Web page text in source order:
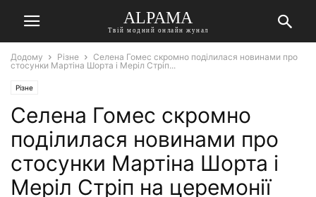
ALPAMA
Твій модний онлайн жунал
Додому Різне
Селена Гомес скромно поділилася новинами про
стосунки Мартіна Шорта і Меріл Стріп...
Різне
Селена Гомес скромно
поділилася новинами про
стосунки Мартіна Шорта і
Меріл Стріп на церемонії